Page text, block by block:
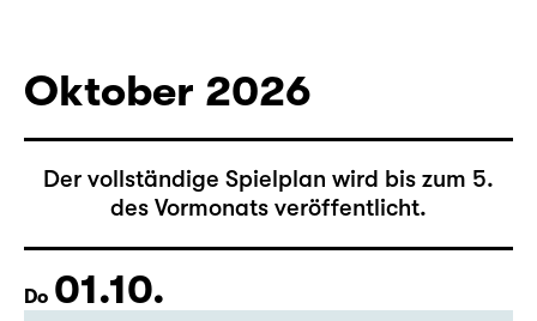
Oktober 2026
Der vollständige Spielplan wird bis zum 5.
des Vormonats veröffentlicht.
Do 01.10.